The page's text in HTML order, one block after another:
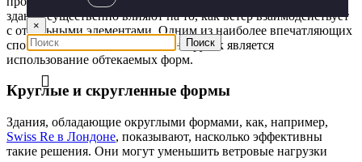
×
здания существенно влияют на то, как ветер взаимодействует
с отдельными элементами. Одним из наиболее впечатляющих
способов снижения ветровых нагрузок является
использование обтекаемых форм.
Круглые и скругленные формы
Здания, обладающие округлыми формами, как, например,
Swiss Re в Лондоне, показывают, насколько эффективны
такие решения. Они могут уменьшить ветровые нагрузки